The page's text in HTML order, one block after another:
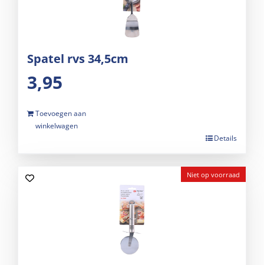
Spatel rvs 34,5cm
3,95
Toevoegen aan
winkelwagen
Details
Niet op voorraad